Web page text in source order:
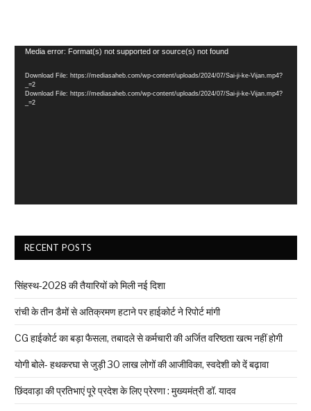
Video
Media error: Format(s) not supported or source(s) not found
Download File: https://mediasaheb.com/wp-content/uploads/2024/07/Sai-ji-ke-Vijan.mp4?
_=2
Download File: https://mediasaheb.com/wp-content/uploads/2024/07/Sai-ji-ke-Vijan.mp4?
_=2
RECENT POSTS
सिंहस्थ-2028 की तैयारियों को मिली नई दिशा
रांची के तीन डैमों से अतिक्रमण हटाने पर हाईकोर्ट ने रिपोर्ट मांगी
CG हाईकोर्ट का बड़ा फैसला, तबादले से कर्मचारी की अर्जित वरिष्ठता खत्म नहीं होगी
योगी बोले- हथकरघा से जुड़ी 30 लाख लोगों की आजीविका, स्वदेशी को दें बढ़ावा
छिंदवाड़ा की प्रतिभाएं पूरे प्रदेश के लिए प्रेरणा : मुख्यमंत्री डॉ. यादव